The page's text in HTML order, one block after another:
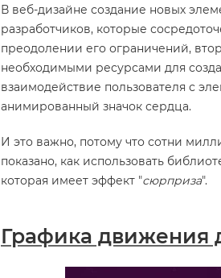
В веб-дизайне создание новых
разработчиков, которые
преодолении его ограничений,
необходимыми ресурсами для
взаимодействие пользователя с
анимированный значок сердца.
И это важно, потому что сотни
показано, как использовать
которая имеет эффект "сюрприза".
Графика движения